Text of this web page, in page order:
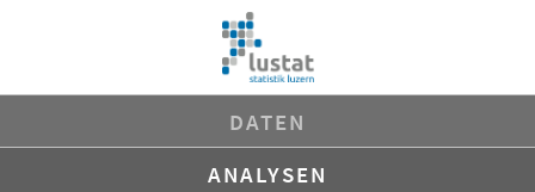
DATEN
ANALYSEN